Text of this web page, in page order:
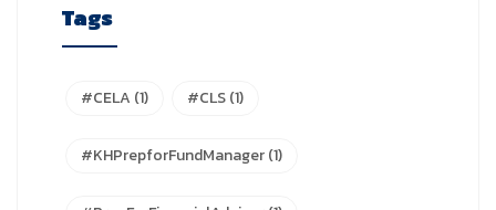
Tags
#CELA (1) #CLS(1)
#KHPrepforFundManager(1)